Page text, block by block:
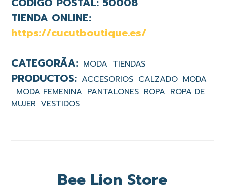
TIENDA ONLINE:
https://cucutboutique.es/
MODA TIENDAS
ACCESORIOS CALZADO MODA
MODA FEMENINA PANTALONES ROPA ROPA DE
MUJER VESTIDOS
Bee Lion Store